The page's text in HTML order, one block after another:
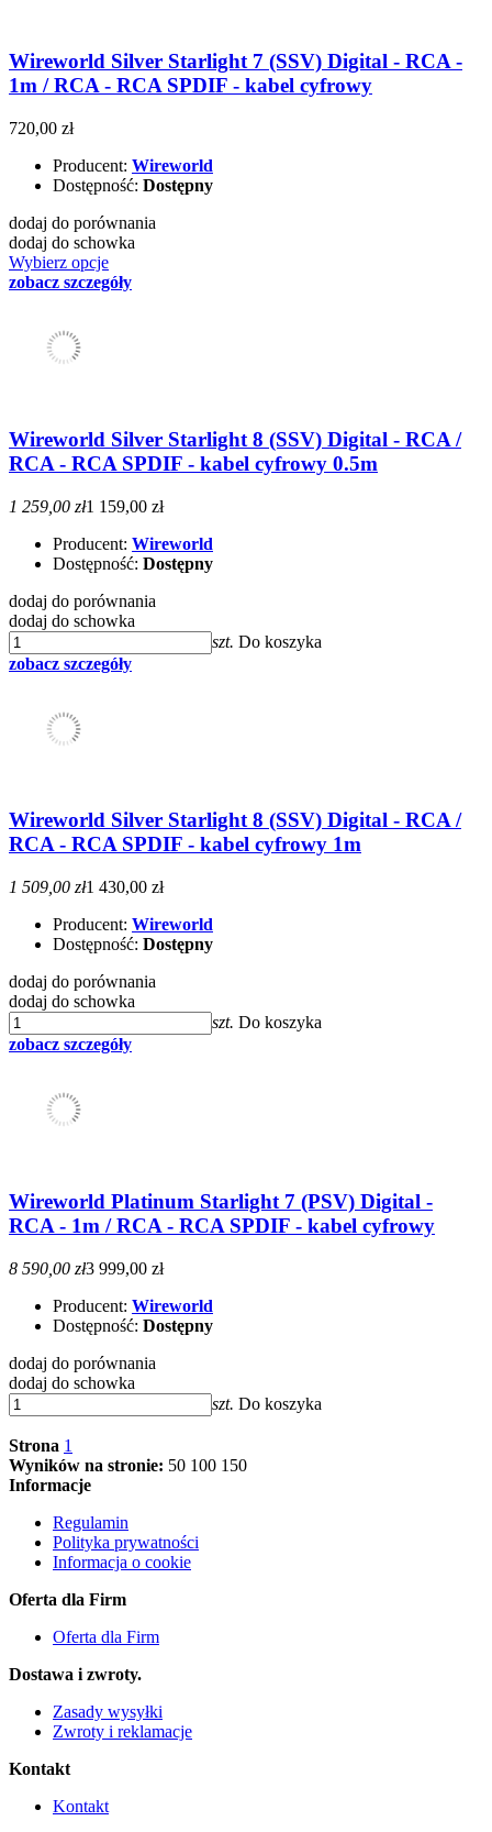
Wireworld Silver Starlight 7 (SSV) Digital - RCA -
1m / RCA - RCA SPDIF - kabel cyfrowy
720,00 zł
Producent: Wireworld
Dostępność: Dostępny
dodaj do porównania
dodaj do schowka
Wybierz opcje
zobacz szczegóły
Wireworld Silver Starlight 8 (SSV) Digital - RCA /
RCA - RCA SPDIF - kabel cyfrowy 0.5m
1 259,00 zł1 159,00 zł
Producent: Wireworld
Dostępność: Dostępny
dodaj do porównania
dodaj do schowka
szt. Do koszyka
zobacz szczegóły
Wireworld Silver Starlight 8 (SSV) Digital - RCA /
RCA - RCA SPDIF - kabel cyfrowy 1m
1 509,00 zł1 430,00 zł
Producent: Wireworld
Dostępność: Dostępny
dodaj do porównania
dodaj do schowka
szt. Do koszyka
zobacz szczegóły
Wireworld Platinum Starlight 7 (PSV) Digital -
RCA - 1m / RCA - RCA SPDIF - kabel cyfrowy
8 590,00 zł3 999,00 zł
Producent: Wireworld
Dostępność: Dostępny
dodaj do porównania
dodaj do schowka
szt. Do koszyka
Strona 1
Wyników na stronie: 50 100 150
Informacje
Regulamin
Polityka prywatności
Informacja o cookie
Oferta dla Firm
Oferta dla Firm
Dostawa i zwroty.
Zasady wysyłki
Zwroty i reklamacje
Kontakt
Kontakt